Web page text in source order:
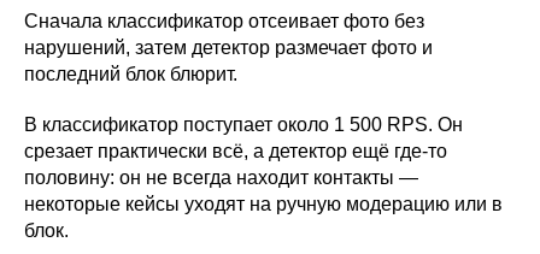
Сначала классификатор отсеивает фото без
нарушений, затем детектор размечает фото и
последний блок блюрит.
В классификатор поступает около 1 500 RPS. Он
срезает практически всё, а детектор ещё где-то
половину: он не всегда находит контакты —
некоторые кейсы уходят на ручную модерацию или в
блок.